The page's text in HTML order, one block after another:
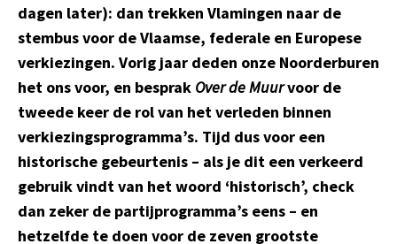
dagen later): dan trekken Vlamingen naar de
stembus voor de Vlaamse, federale en Europese
verkiezingen. Vorig jaar deden onze Noorderburen
het ons voor, en besprak Over de Muurvoor de
tweede keer de rol van het verleden binnen
verkiezingsprogramma’s. Tijd dus voor een
historische gebeurtenis – als je dit een verkeerd
gebruik vindt van het woord ‘historisch’, check
dan zeker de partijprogramma’s eens – en
hetzelfde te doen voor de zeven grootste